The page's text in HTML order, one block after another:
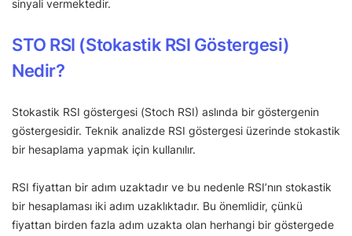
sinyali vermektedir.
STO RSI (Stokastik RSI Göstergesi)
Nedir?
Stokastik RSI göstergesi (Stoch RSI) aslında bir göstergenin
göstergesidir. Teknik analizde RSI göstergesi üzerinde stokastik
bir hesaplama yapmak için kullanılır.
RSI fiyattan bir adım uzaktadır ve bu nedenle RSI’nın stokastik
bir hesaplaması iki adım uzaklıktadır. Bu önemlidir, çünkü
fiyattan birden fazla adım uzakta olan herhangi bir göstergede